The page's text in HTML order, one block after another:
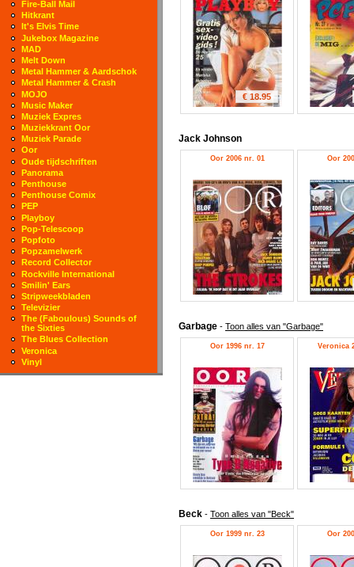
€ 18.95
Jack Johnson
Oor 2006 nr. 01 Oor
Garbage - Toon alles van "Garbage"
Oor 1996 nr. 17 Veronica
Beck - Toon alles van "Beck"
Oor 1999 nr. 23 Oor
Fire-Ball Mail
Hitkrant
It's Elvis Time
Jukebox Magazine
MAD
Melt Down
Metal Hammer & Aardschok
Metal Hammer & Crash
MOJO
Music Maker
Muziek Expres
Muziekkrant Oor
Muziek Parade
Oor
Oude tijdschriften
Panorama
Penthouse
Penthouse Comix
PEP
Playboy
Pop-Telescoop
Popfoto
Popzamelwerk
Record Collector
Rockville International
Smilin' Ears
Stripweekbladen
Televizier
The (Faboulous) Sounds of
the Sixties
The Blues Collection
Veronica
Vinyl